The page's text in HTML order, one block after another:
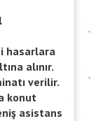
hasarlara
alınır.
verilir.
konut
asistans